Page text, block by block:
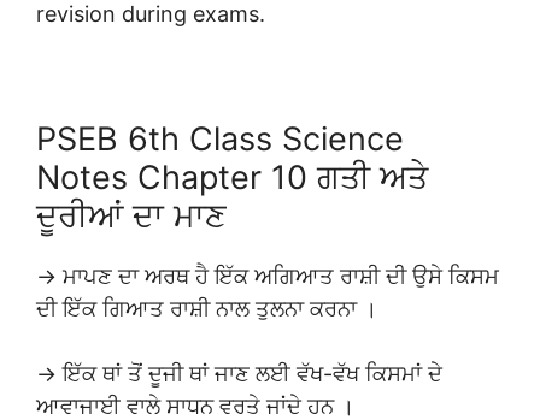
revision during exams.
PSEB 6th Class Science
Notes Chapter 10 ਗਤੀ ਅਤੇ
ਦੂਰੀਆਂ ਦਾ ਮਾਣ
→ ਮਾਪਣ ਦਾ ਅਰਥ ਹੈ ਇੱਕ ਅਗਿਆਤ ਰਾਸ਼ੀ ਦੀ ਉਸੇ ਕਿਸਮ
ਦੀ ਇੱਕ ਗਿਆਤ ਰਾਸ਼ੀ ਨਾਲ ਤੁਲਨਾ ਕਰਨਾ ।
→ ਇੱਕ ਥਾਂ ਤੋਂ ਦੂਜੀ ਥਾਂ ਜਾਣ ਲਈ ਵੱਖ-ਵੱਖ ਕਿਸਮਾਂ ਦੇ
ਆਵਾਜਾਈ ਵਾਲੇ ਸਾਧਨ ਵਰਤੇ ਜਾਂਦੇ ਹਨ ।